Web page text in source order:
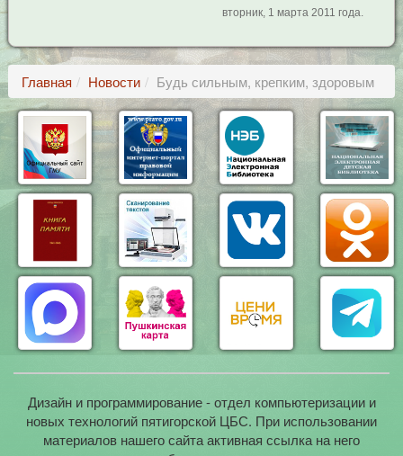
вторник, 1 марта 2011 года.
Главная Новости Будь сильным, крепким, здоровым
Дизайн и программирование - отдел компьютеризации и
новых технологий пятигорской ЦБС. При использовании
материалов нашего сайта активная ссылка на него